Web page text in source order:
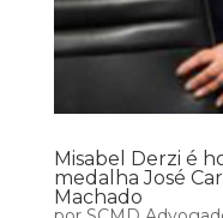
Misabel Derzi é
medalha José
Machado